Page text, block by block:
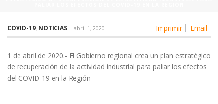
Imprimir Email
COVID-19, NOTICIAS abril 1, 2020
1 de abril de 2020.- El Gobierno regional crea un plan estratégico
de recuperación de la actividad industrial para paliar los efectos
del COVID-19 en la Región.